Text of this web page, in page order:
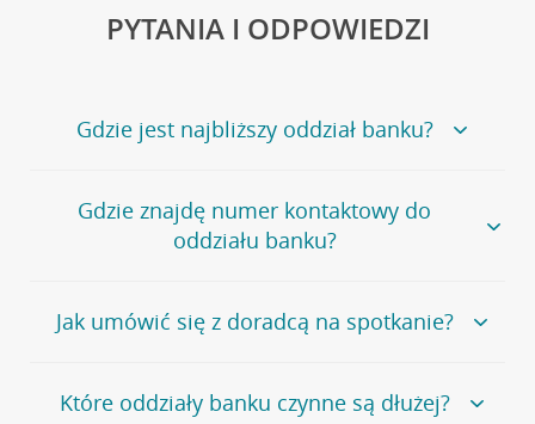
PYTANIA I ODPOWIEDZI
Gdzie jest najbliższy oddział banku?
Jeśli szukasz oddziału naszego banku, zapraszamy na
stronęPlacówki i bankomaty, na której znajduje się
wygodna wyszukiwarka.
oddziałów
Gdzie znajdę numer kontaktowy do
oddziału banku?
Bank Credit Agricole nie udostępnia ogólnego numeru
telefonu do placówki bankowej.
umówienia się z doradcą w placówce bankowej .
Jak umówić się z doradcą na spotkanie?
Jeśli jesteś już naszym
klientemmożeszsamodzielnieumówić się na spotkanie z
Które oddziały banku czynne są dłużej?